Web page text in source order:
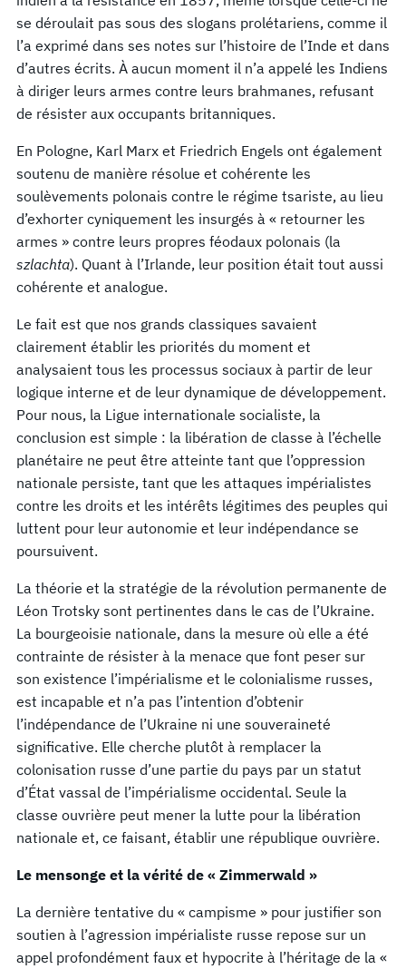
se déroulait pas sous des slogans prolétariens, comme il
l’a exprimé dans ses notes sur l’histoire de l’Inde et dans
d’autres écrits. À aucun moment il n’a appelé les Indiens
à diriger leurs armes contre leurs brahmanes, refusant
de résister aux occupants britanniques.
En Pologne, Karl Marx et Friedrich Engels ont également
soutenu de manière résolue et cohérente les
soulèvements polonais contre le régime tsariste, au lieu
d’exhorter cyniquement les insurgés à « retourner les
armes » contre leurs propres féodaux polonais (la
szlachta). Quant à l’Irlande, leur position était tout aussi
cohérente et analogue.
Le fait est que nos grands classiques savaient
clairement établir les priorités du moment et
analysaient tous les processus sociaux à partir de leur
logique interne et de leur dynamique de développement.
Pour nous, la Ligue internationale socialiste, la
conclusion est simple : la libération de classe à l’échelle
planétaire ne peut être atteinte tant que l’oppression
nationale persiste, tant que les attaques impérialistes
contre les droits et les intérêts légitimes des peuples qui
luttent pour leur autonomie et leur indépendance se
poursuivent.
La théorie et la stratégie de la révolution permanente de
Léon Trotsky sont pertinentes dans le cas de l’Ukraine.
La bourgeoisie nationale, dans la mesure où elle a été
contrainte de résister à la menace que font peser sur
son existence l’impérialisme et le colonialisme russes,
est incapable et n’a pas l’intention d’obtenir
l’indépendance de l’Ukraine ni une souveraineté
significative. Elle cherche plutôt à remplacer la
colonisation russe d’une partie du pays par un statut
d’État vassal de l’impérialisme occidental. Seule la
classe ouvrière peut mener la lutte pour la libération
nationale et, ce faisant, établir une république ouvrière.
Le mensonge et la vérité de « Zimmerwald »
La dernière tentative du « campisme » pour justifier son
soutien à l’agression impérialiste russe repose sur un
appel profondément faux et hypocrite à l’héritage de la «